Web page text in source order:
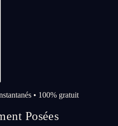
• 100% gratuit
Posées